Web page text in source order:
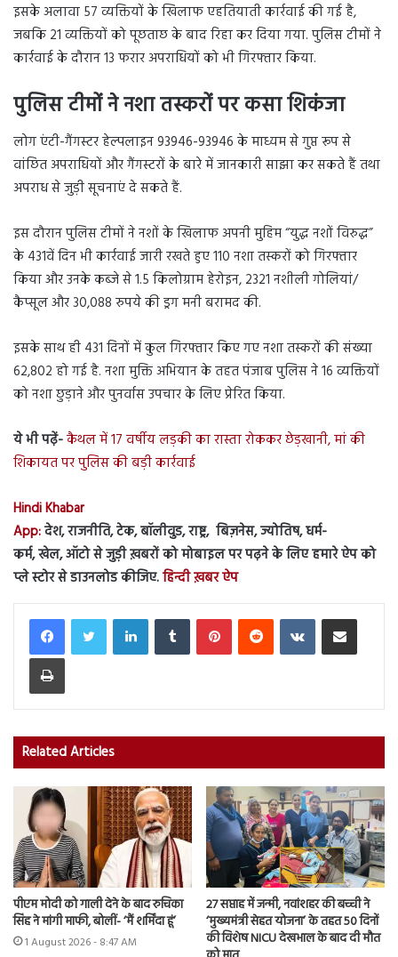
इसके अलावा 57 व्यक्तियों के खिलाफ एहतियाती कार्रवाई की गई है,
जबकि 21 व्यक्तियों को पूछताछ के बाद रिहा कर दिया गया. पुलिस टीमों ने
कार्रवाई के दौरान 13 फरार अपराधियों को भी गिरफ्तार किया.
पुलिस टीमों ने नशा तस्करों पर कसा शिकंजा
लोग एंटी-गैंगस्टर हेल्पलाइन 93946-93946 के माध्यम से गुप्त रूप से
वांछित अपराधियों और गैंगस्टरों के बारे में जानकारी साझा कर सकते हैं तथा
अपराध से जुड़ी सूचनाएं दे सकते हैं.
इस दौरान पुलिस टीमों ने नशों के खिलाफ अपनी मुहिम “युद्ध नशों विरुद्ध”
के 431वें दिन भी कार्रवाई जारी रखते हुए 110 नशा तस्करों को गिरफ्तार
किया और उनके कब्जे से 1.5 किलोग्राम हेरोइन, 2321 नशीली गोलियां/
कैप्सूल और 30,088 रुपये की ड्रग मनी बरामद की.
इसके साथ ही 431 दिनों में कुल गिरफ्तार किए गए नशा तस्करों की संख्या
62,802 हो गई है. नशा मुक्ति अभियान के तहत पंजाब पुलिस ने 16 व्यक्तियों
को नशा छुड़ाने और पुनर्वास उपचार के लिए प्रेरित किया.
ये भी पढ़ें-कैथल में 17 वर्षीय लड़की का रास्ता रोककर छेड़खानी, मां की
शिकायत पर पुलिस की बड़ी कार्रवाई
Hindi Khabar
App:देश, राजनीति, टेक, बॉलीवुड, राष्ट्र, बिज़नेस, ज्योतिष, धर्म-
कर्म, खेल, ऑटो से जुड़ी ख़बरों को मोबाइल पर पढ़ने के लिए हमारे ऐप को
प्ले स्टोर से डाउनलोड कीजिए.हिन्दी ख़बर ऐप
LinkedInTumblr PinterestReddit VKontakteShare via Email
Print
Related Articles
पीएम मोदी को गाली देने के बाद रुचिका
सिंह ने मांगी माफी, बोलीं- ‘मैं शर्मिंदा हूं’
1 August 2026 - 8:47 AM
27 सप्ताह में जन्मी, नवांशहर की बच्ची ने
‘मुख्यमंत्री सेहत योजना’ के तहत 50 दिनों
की विशेष NICU देखभाल के बाद दी मौत